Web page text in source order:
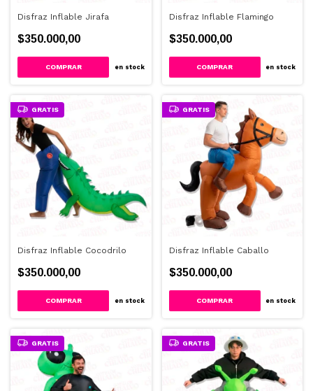
Disfraz Inflable Jirafa
$350.000,00
en stock
Disfraz Inflable Flamingo
$350.000,00
en stock
GRATIS
Disfraz Inflable Cocodrilo
$350.000,00
en stock
GRATIS
Disfraz Inflable Caballo
$350.000,00
en stock
GRATIS GRATIS